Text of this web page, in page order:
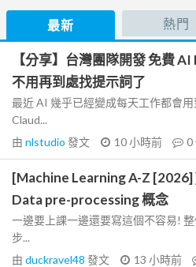
最新 熱門
【分享】台灣團隊開發 免費
不用再到處找提示詞了
最近 AI 幾乎已經變成每天工作都會
Claud...
由 nlstudio 發文 10 小時前 0
[Machine Learning A-Z [2026]
Data pre-processing 概念
一邊要上課一邊還要寫這個不容易!
步...
由 duckravel48 發文 13 小時前